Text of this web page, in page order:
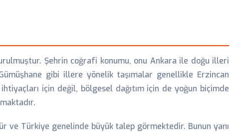
Şehrin coğrafi konumu, onu Ankara ile doğu illeri
gibi illere yönelik taşımalar genellikle Erzincan
için değil, bölgesel dağıtım için de yoğun biçimde
ve Türkiye genelinde büyük talep görmektedir. Bunun yanı